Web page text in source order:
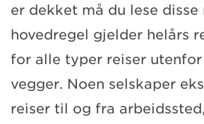
er dekket må du lese disse
hovedregel gjelder helårs
for alle typer reiser
vegger. Noen selskaper
reiser til og fra